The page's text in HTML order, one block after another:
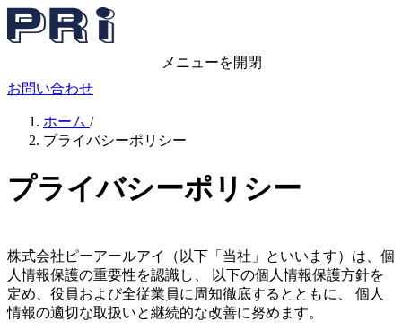
メニューを開閉
お問い合わせ
ホーム /
プライバシーポリシー
プライバシーポリシー
株式会社ピーアールアイ（以下「当社」といいます）は、個
人情報保護の重要性を認識し、 以下の個人情報保護方針を
定め、役員および全従業員に周知徹底するとともに、 個人
情報の適切な取扱いと継続的な改善に努めます。